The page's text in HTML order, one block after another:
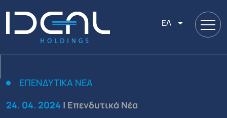
ΕΛ
ΕΠΕΝΔΥΤΙΚΆ ΝΈΑ
24. 04. 2024 | Επενδυτικά Νέα